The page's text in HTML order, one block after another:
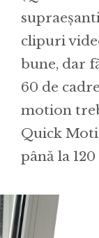
clipuri
bune, dar
60 de
motion
Quick
până la